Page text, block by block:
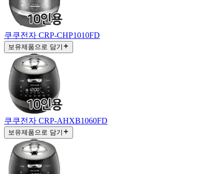
쿠쿠전자 CRP-CHP1010FD
보유제품으로 담기
쿠쿠전자 CRP-AHXB1060FD
보유제품으로 담기